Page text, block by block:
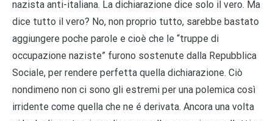
nazista anti-italiana. La dichiarazione dice solo il vero. Ma
dice tutto il vero? No, non proprio tutto, sarebbe bastato
aggiungere poche parole e cioè che le “truppe di
occupazione naziste” furono sostenute dalla Repubblica
Sociale, per rendere perfetta quella dichiarazione. Ciò
nondimeno non ci sono gli estremi per una polemica così
irridente come quella che ne é derivata. Ancora una volta